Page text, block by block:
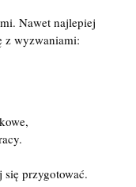
Nawet najlepiej
z wyzwaniami:
przygotować.